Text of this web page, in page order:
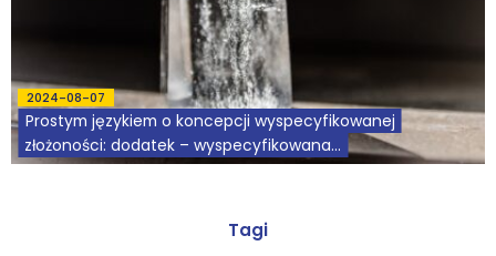
2024-08-07
Prostym językiem o koncepcji wyspecyfikowanej
złożoności: dodatek – wyspecyfikowana...
Tagi